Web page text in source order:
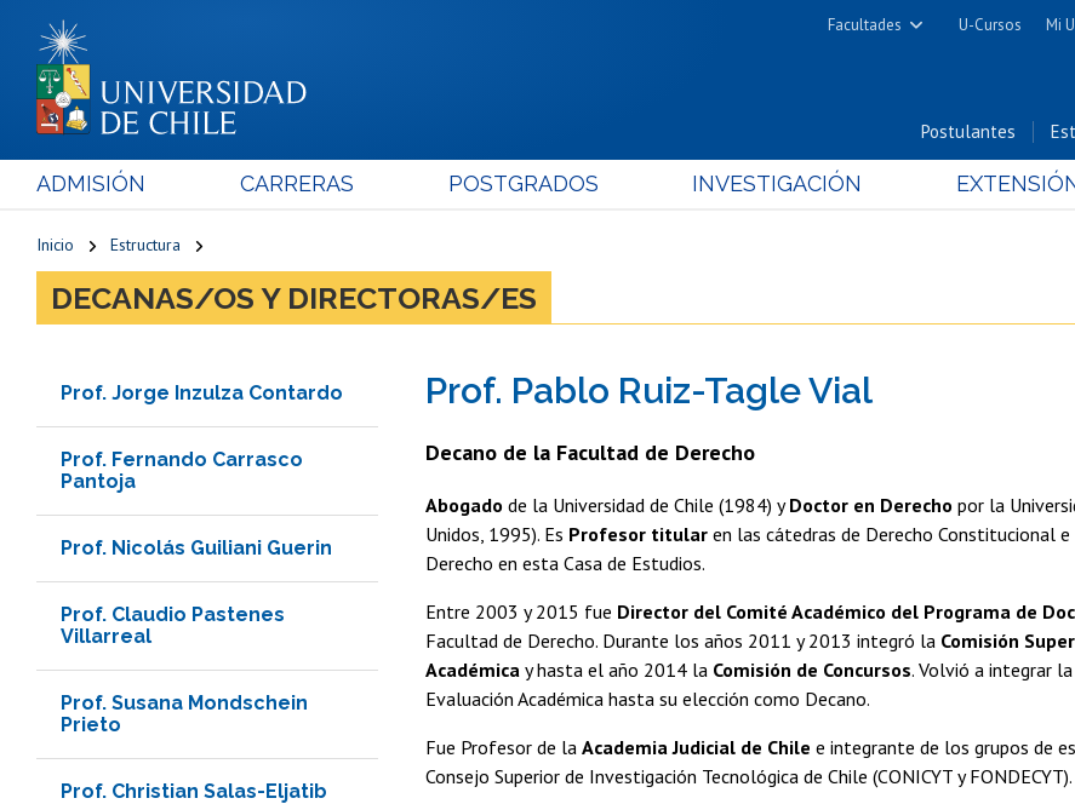
Facultades
Cs. Físicas y Matemáticas
Cs. Químicas y Farmacéuticas
Estudios Avanzados en Educación
U-Cursos Mi
Postulantes
ADMISIÓN CARRERAS POSTGRADOS INVESTIGACIÓN
Inicio Estructura
DECANAS/OS Y DIRECTORAS/ES
Prof. Jorge Inzulza Contardo
Prof. Fernando Carrasco
Pantoja
Prof. Nicolás Guiliani Guerin
Prof. Claudio Pastenes
Villarreal
Prof. Susana Mondschein
Prieto
Prof. Christian Salas-Eljatib
Prof. Pablo Ruiz-Tagle Vial
Decano de la Facultad de Derecho
Abogado de la Universidad de Chile (1984) yDoctor en Derecho por la
Unidos, 1995). Es Profesor titular en las cátedras de Derecho Constitucional
Derecho en esta Casa de Estudios.
Entre 2003 y 2015 fue Director del Comité Académico del Programa de
Facultad de Derecho. Durante los años 2011 y 2013 integró la Comisión
Académica y hasta el año 2014 la Comisión de Concursos. Volvió a integrar
Evaluación Académica hasta su elección como Decano.
Fue Profesor de la Academia Judicial de Chile e integrante de los grupos de
Consejo Superior de Investigación Tecnológica de Chile (CONICYT y FONDECYT).